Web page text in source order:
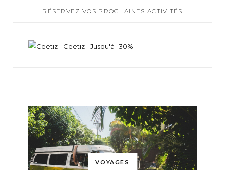
RÉSERVEZ VOS PROCHAINES ACTIVITÉS
VOYAGES